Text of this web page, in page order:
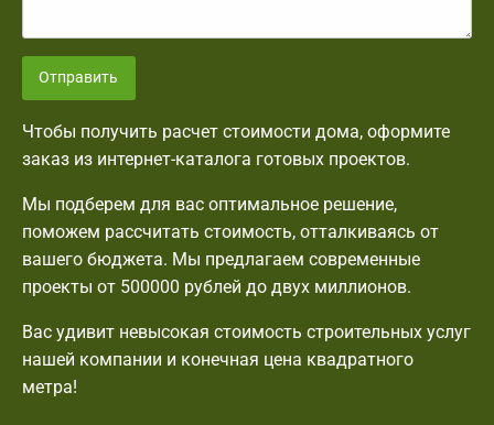
Отправить
Чтобы получить расчет стоимости дома, оформите
заказ из интернет-каталога готовых проектов.
Мы подберем для вас оптимальное решение,
поможем рассчитать стоимость, отталкиваясь от
вашего бюджета. Мы предлагаем современные
проекты от 500000 рублей до двух миллионов.
Вас удивит невысокая стоимость строительных услуг
нашей компании и конечная цена квадратного
метра!